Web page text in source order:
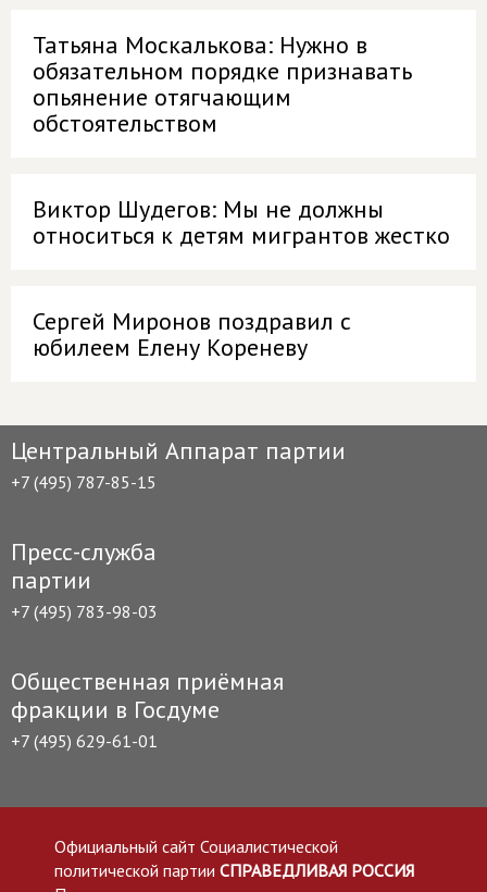
Татьяна Москалькова: Нужно в
обязательном порядке признавать
опьянение отягчающим
обстоятельством
Виктор Шудегов: Мы не должны
относиться к детям мигрантов жестко
Сергей Миронов поздравил с
юбилеем Елену Кореневу
Центральный Аппарат партии
+7 (495) 787-85-15
Пресс-служба
партии
+7 (495) 783-98-03
Общественная приёмная
фракции в Госдуме
+7 (495) 629-61-01
Официальный сайт Социалистической
политической партии СПРАВЕДЛИВАЯ РОССИЯ